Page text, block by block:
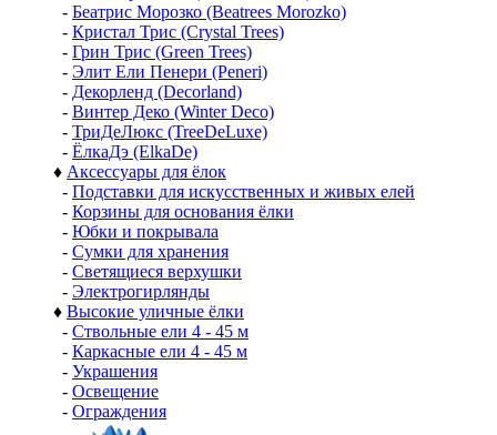
- Беатрис Морозко (Beatrees Morozko)
- Кристал Трис (Crystal Trees)
- Грин Трис (Green Trees)
- Элит Ели Пенери (Peneri)
- Декорленд (Decorland)
- Винтер Деко (Winter Deco)
- ТриДеЛюкс (TreeDeLuxe)
- ЁлкаДэ (ElkaDe)
♦ Аксессуары для ёлок
- Подставки для искусственных и живых елей
- Корзины для основания ёлки
- Юбки и покрывала
- Сумки для хранения
- Светящиеся верхушки
- Электрогирлянды
♦ Высокие уличные ёлки
- Ствольные ели 4 - 45 м
- Каркасные ели 4 - 45 м
- Украшения
- Освещение
- Ограждения